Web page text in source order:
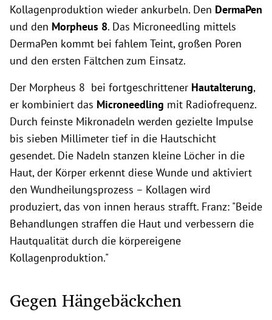
Kollagenproduktion wieder ankurbeln. Den DermaPen
und den Morpheus 8. Das Microneedling mittels
DermaPen kommt bei fahlem Teint, großen Poren
und den ersten Fältchen zum Einsatz.
Der Morpheus 8 bei fortgeschrittener Hautalterung,
er kombiniert das Microneedling mit Radiofrequenz.
Durch feinste Mikronadeln werden gezielte Impulse
bis sieben Millimeter tief in die Hautschicht
gesendet. Die Nadeln stanzen kleine Löcher in die
Haut, der Körper erkennt diese Wunde und aktiviert
den Wundheilungsprozess – Kollagen wird
produziert, das von innen heraus strafft. Franz: "Beide
Behandlungen straffen die Haut und verbessern die
Hautqualität durch die körpereigene
Kollagenproduktion."
Gegen Hängebäckchen